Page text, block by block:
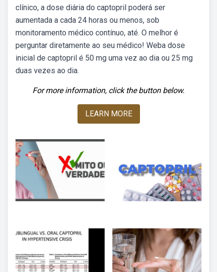
clínico, a dose diária do captopril poderá ser
aumentada a cada 24 horas ou menos, sob
monitoramento médico contínuo, até. O melhor é
perguntar diretamente ao seu médico! Weba dose
inicial de captopril é 50 mg uma vez ao dia ou 25 mg
duas vezes ao dia.
For more information, click the button below.
LEARN MORE